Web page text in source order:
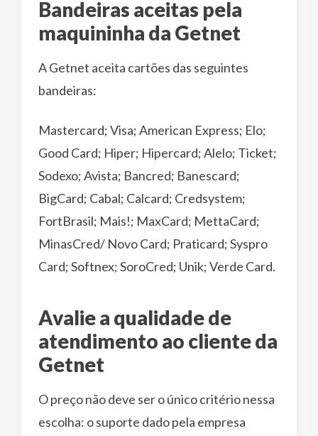
Bandeiras aceitas pela
maquininha da Getnet
A Getnet aceita cartões das seguintes
bandeiras:
Mastercard; Visa; American Express; Elo;
Good Card; Hiper; Hipercard; Alelo; Ticket;
Sodexo; Avista; Bancred; Banescard;
BigCard; Cabal; Calcard; Credsystem;
FortBrasil; Mais!; MaxCard; MettaCard;
MinasCred/ Novo Card; Praticard; Syspro
Card; Softnex; SoroCred; Unik; Verde Card.
Avalie a qualidade de
atendimento ao cliente da
Getnet
O preço não deve ser o único critério nessa
escolha: o suporte dado pela empresa